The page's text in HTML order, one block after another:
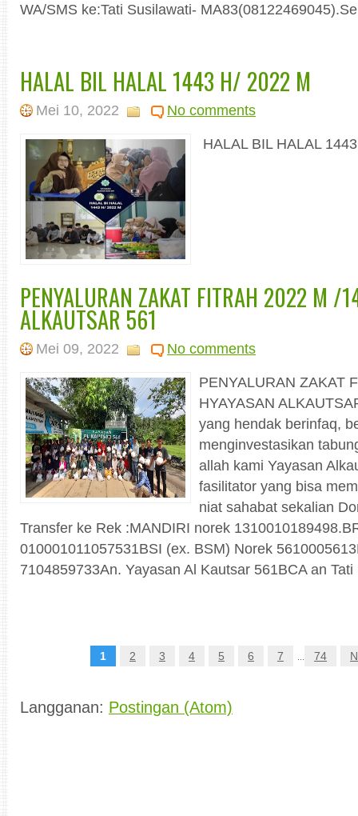
WA/SMS ke:Tati Susilawati-
HALAL BIL HALAL 1443 H/ 2022 M
Mei 10, 2022
No comments
HALAL BIL HALAL
PENYALURAN ZAKAT FITRAH 2022 M /
ALKAUTSAR 561
Mei 09, 2022
No comments
PENYALURAN ZAKAT
HYAYASAN
yang hendak berinfaq,
menginvestasikan
allah kami Yayasan
fasilitator yang bisa
niat sahabat sekalian
Transfer ke Rek :MANDIRI norek
010001011057531BSI (ex. BSM) Norek
7104859733An. Yayasan Al Kautsar 561BCA an
1 2 3 4 5 6 7 74
Langganan: Postingan (Atom)